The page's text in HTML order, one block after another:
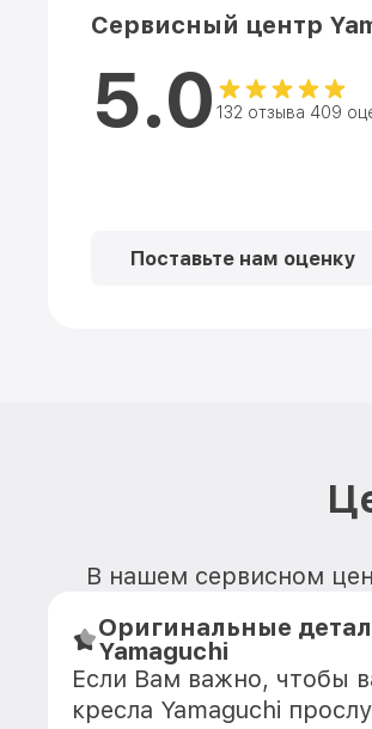
Сервисный центр
5.0 132 отзыва 409
Поставьте нам оценку
В нашем сервисном
Оригинальные
Yamaguchi
Если Вам важно, чтобы
кресла Yamaguchi